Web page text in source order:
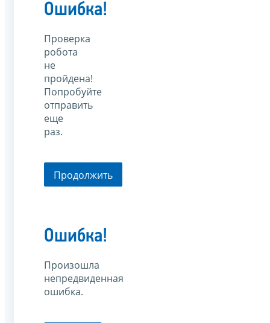
Ошибка!
Проверка
робота
не
пройдена!
Попробуйте
отправить
еще
раз.
Продолжить
Ошибка!
Произошла
непредвиденная
ошибка.